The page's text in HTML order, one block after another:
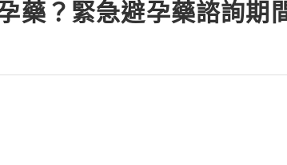
藥？緊急避孕藥諮詢期